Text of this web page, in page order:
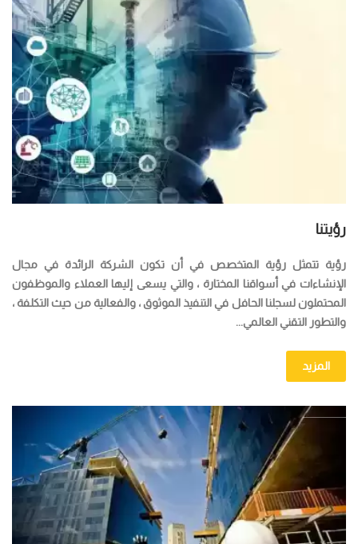
رؤيتنا
رؤية تتمثل رؤية المتخصص في أن تكون الشركة الرائدة في مجال
الإنشاءات في أسواقنا المختارة ، والتي يسعى إليها العملاء والموظفون
المحتملون لسجلنا الحافل في التنفيذ الموثوق ، والفعالية من حيث التكلفة ،
والتطور التقني العالمي...
المزيد